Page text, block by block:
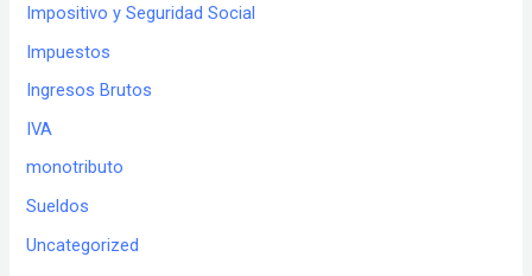
Impositivo y Seguridad Social
Impuestos
Ingresos Brutos
IVA
monotributo
Sueldos
Uncategorized